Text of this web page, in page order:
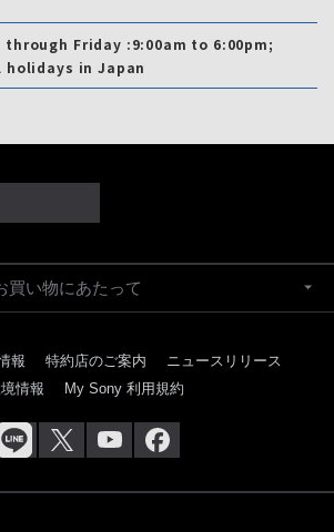
through Friday :9:00am to 6:00pm;
holidays in Japan
買い物にあたって
報 特約店のご案内
ニュースリリース
情報
My Sony 利用規約